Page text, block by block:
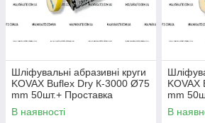
Шліфувальні абразивні круги
KOVAX Buflex Dry К-3000 Ø75
mm 50шт.+ Проставка
В наявності
mm
В